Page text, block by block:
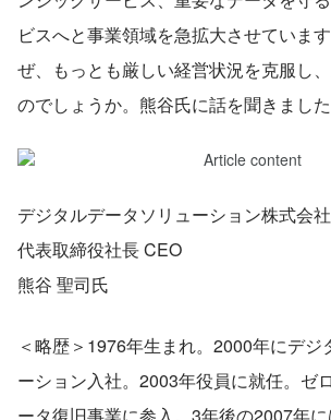
ビスへと事業領域を急拡大させていま
ぜ、もっとも厳しい経営状況を克服し
のでしょうか。熊谷氏に話を聞きました
デジタルデータソリューション株式会社
代表取締役社長 CEO
熊谷 聖司氏
＜略歴＞1976年生まれ。2000年にデジ
ーション入社。2003年役員に就任。ゼ
ータ復旧事業に参入。3年後の2007年